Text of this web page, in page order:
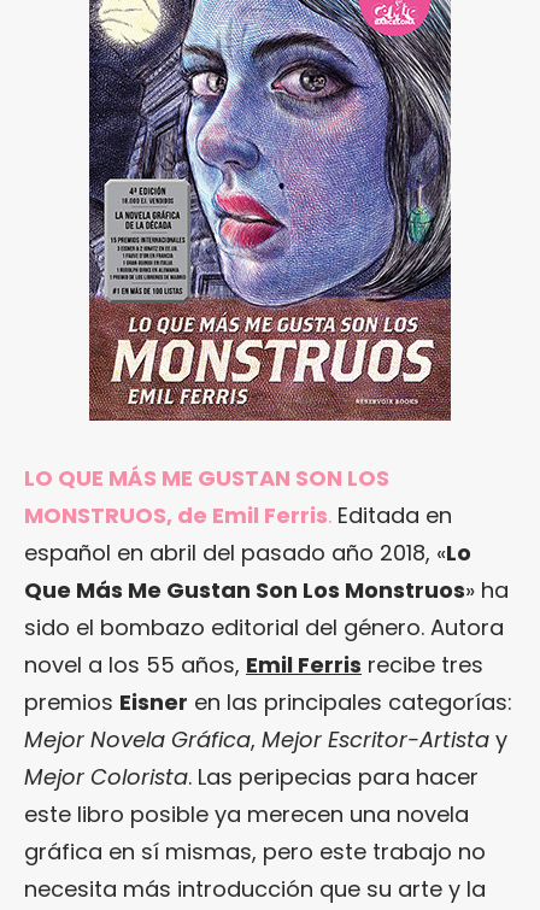
LO QUE MÁS ME GUSTAN SON LOS
MONSTRUOS, de Emil Ferris. Editada en
español en abril del pasado año 2018, «Lo
Que Más Me Gustan Son Los Monstruos» ha
sido el bombazo editorial del género. Autora
novel a los 55 años, Emil Ferris recibe tres
premios Eisner en las principales categorías:
Mejor Novela Gráfica, Mejor Escritor-Artista y
Mejor Colorista. Las peripecias para hacer
este libro posible ya merecen una novela
gráfica en sí mismas, pero este trabajo no
necesita más introducción que su arte y la